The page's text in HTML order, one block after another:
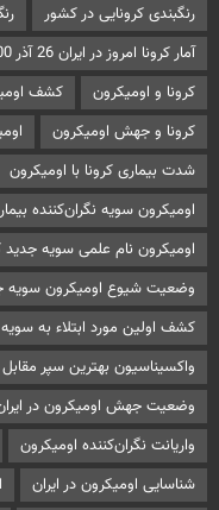
رنگبندی کرونایی در کشور
آمار کرونا امروز در ایران 26 آذر 1400
کرونا و اومیکرون
کشف
کرونا و جهش اومیکرون
شدت بیماری کرونا با اومیکرون
اومیکرون سویه نگران‌کننده
اومیکرون نام علمی سویه جدید
وضعیت شیوع اومیکرون سویه
کشف اولین مورد ابتلاء به
واکسیناسیون بهترین سپر
وضعیت جهش اومیکرون در
واریانت نگران‌کننده اومیکرون
شناسایی اومیکرون در ایران